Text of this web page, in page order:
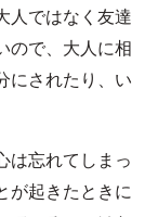
人ではなく友達
ので、大人に相
にされたり、い
は忘れてしまっ
が起きたときに